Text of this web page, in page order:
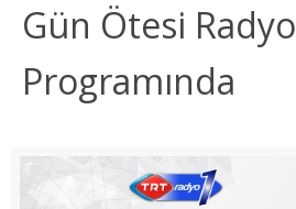
Gün Ötesi Radyo
Programında